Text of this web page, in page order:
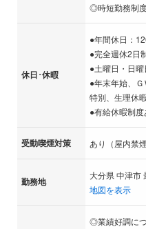
◎時短勤務制
休日･休暇
●年間休日：
●完全週休2日
●土曜日・日
●年末年始、Ｇ
特別、生理休
●有給休暇制度
受動喫煙対策 あり（屋内禁煙
勤務地
大分県 中津市
地図を表示
◎業績好調に